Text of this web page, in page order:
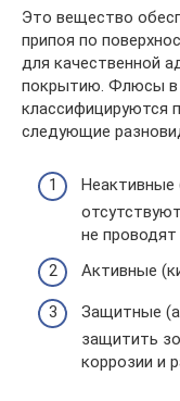
Это вещество
припоя по
для качественной
покрытию. Флюсы в
классифицируются
следующие
Неактивные
не проводят
Активные
Защитные
защитить
коррозии и